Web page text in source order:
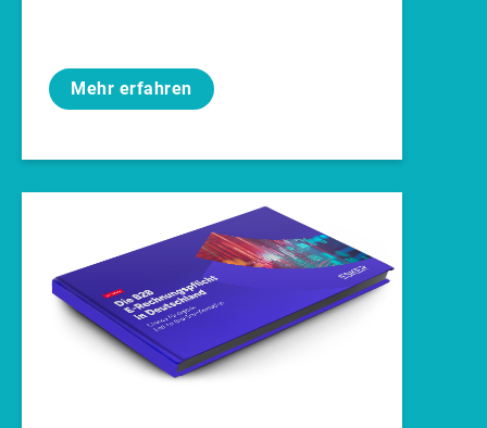
Mehr erfahren